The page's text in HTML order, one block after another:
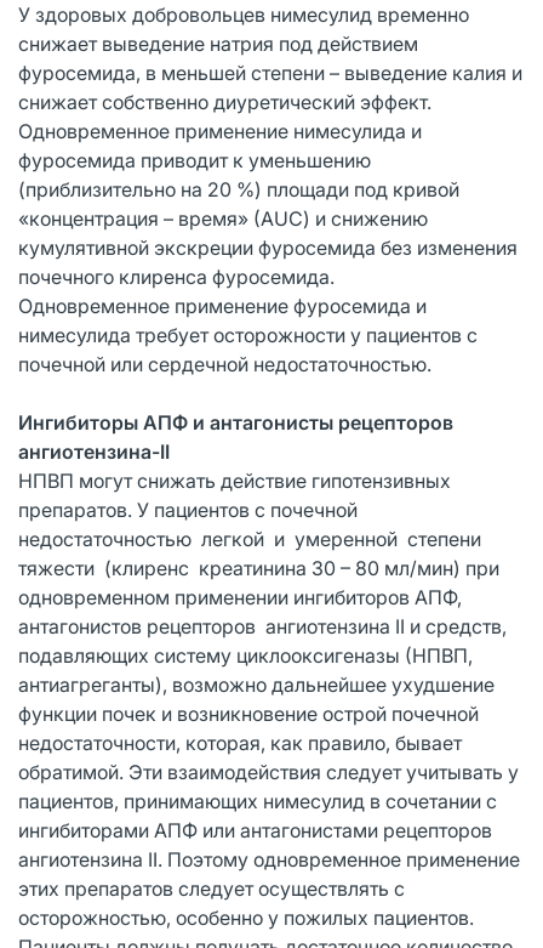
У здоровых добровольцев нимесулид временно
снижает выведение натрия под действием
фуросемида, в меньшей степени – выведение калия и
снижает собственно диуретический эффект.
Одновременное применение нимесулида и
фуросемида приводит к уменьшению
(приблизительно на 20 %) площади под кривой
«концентрация – время» (АUC) и снижению
кумулятивной экскреции фуросемида без изменения
почечного клиренса фуросемида.
Одновременное применение фуросемида и
нимесулида требует осторожности у пациентов с
почечной или сердечной недостаточностью.
Ингибиторы АПФ и антагонисты рецепторов
ангиотензина-II
НПВП могут снижать действие гипотензивных
препаратов. У пациентов с почечной
недостаточностью легкой и умеренной степени
тяжести (клиренс креатинина 30 – 80 мл/мин) при
одновременном применении ингибиторов АПФ,
антагонистов рецепторов ангиотензина II и средств,
подавляющих систему циклооксигеназы (НПВП,
антиагреганты), возможно дальнейшее ухудшение
функции почек и возникновение острой почечной
недостаточности, которая, как правило, бывает
обратимой. Эти взаимодействия следует учитывать у
пациентов, принимающих нимесулид в сочетании с
ингибиторами АПФ или антагонистами рецепторов
ангиотензина II. Поэтому одновременное применение
этих препаратов следует осуществлять с
осторожностью, особенно у пожилых пациентов.